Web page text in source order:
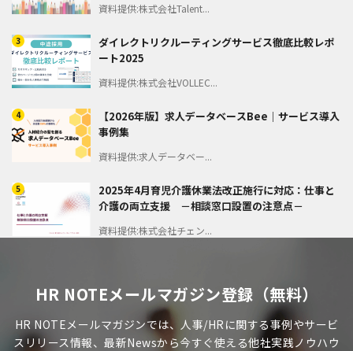
資料提供:株式会社Talent...
3
ダイレクトリクルーティングサービス徹底比較レポ
ート2025
資料提供:株式会社VOLLEC...
4
【2026年版】求人データベースBee｜サービス導入
事例集
資料提供:求人データベー...
5
2025年4月育児介護休業法改正施行に対応：仕事と
介護の両立支援 －相談窓口設置の注意点－
資料提供:株式会社チェン...
HR NOTEメールマガジン登録（無料）
HR NOTEメールマガジンでは、人事/HRに関する事例やサービ
スリリース情報、最新Newsから今すぐ使える他社実践ノウハウ